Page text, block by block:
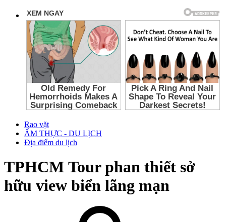
Rao vặt
ẨM THỰC - DU LỊCH
Địa điểm du lịch
TPHCM Tour phan thiết sở
hữu view biển lãng mạn